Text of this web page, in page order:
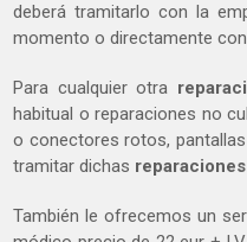
deberá tramitarlo con la
momento o directamente
Para cualquier otra
habitual o reparaciones no
o conectores rotos,
tramitar dichas reparaciones
También le ofrecemos un